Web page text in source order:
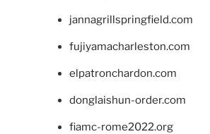
jannagrillspringfield.com
fujiyamacharleston.com
elpatronchardon.com
donglaishun-order.com
fiamc-rome2022.org